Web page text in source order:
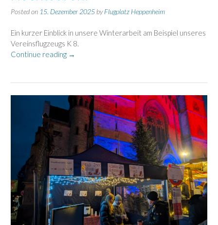
Posted on 15. Dezember 2025 byFlugplatz Heppenheim
Ein kurzer Einblick in unsere Winterarbeit am Beispiel unseres
Vereinsflugzeugs K 8.
Continue reading „Winterarbeit
Hochtouren!“
→